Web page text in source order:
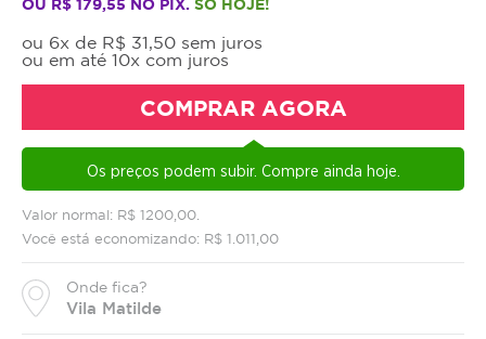
Valor normal: R$ 1200,00.
Você está economizando: R$ 1.011,00
Onde fica?
Vila Matilde
OU R$ 179,55 NO PIX. SÓ HOJE!
ou 6x de R$ 31,50 sem juros
ou em até 10x com juros
COMPRAR AGORA
Os preços podem subir. Compre ainda hoje.